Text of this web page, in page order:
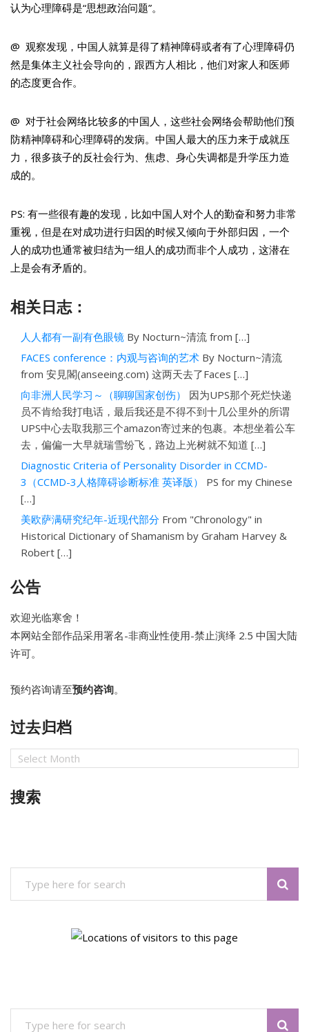
认为心理障碍是“思想政治问题”。
@ 观察发现，中国人就算是得了精神障碍或者有了心理障碍仍
然是集体主义社会导向的，跟西方人相比，他们对家人和医师
的态度更合作。
@ 对于社会网络比较多的中国人，这些社会网络会帮助他们预
防精神障碍和心理障碍的发病。中国人最大的压力来于成就压
力，很多孩子的反社会行为、焦虑、身心失调都是升学压力造
成的。
PS: 有一些很有趣的发现，比如中国人对个人的勤奋和努力非常
重视，但是在对成功进行归因的时候又倾向于外部归因，一个
人的成功也通常被归结为一组人的成功而非个人成功，这潜在
上是会有矛盾的。
相关日志：
人人都有一副有色眼镜 By Nocturn~清流 from […]
FACES conference：内观与咨询的艺术 By Nocturn~清流
from 安見閣(anseeing.com) 这两天去了Faces […]
向非洲人民学习～（聊聊国家创伤）
因为UPS那个死烂快递
员不肯给我打电话，最后我还是不得不到十几公里外的所谓
UPS中心去取我那三个amazon寄过来的包裹。本想坐着公车
去，偏偏一大早就瑞雪纷飞，路边上光树就不知道 […]
Diagnostic Criteria of Personality Disorder in CCMD-
3（CCMD-3人格障碍诊断标准 英译版）
PS for my Chinese
[…]
美欧萨满研究纪年-近现代部分 From "Chronology" in
Historical Dictionary of Shamanism by Graham Harvey &
Robert […]
公告
欢迎光临寒舍！
本网站全部作品采用署名-非商业性使用-禁止演绎 2.5 中国大陆
许可。
预约咨询请至预约咨询。
过去归档
过
归
搜索